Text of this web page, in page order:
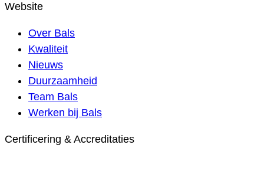
Website
Over Bals
Kwaliteit
Nieuws
Duurzaamheid
Team Bals
Werken bij Bals
Certificering & Accreditaties